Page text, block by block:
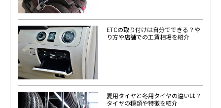
ETCの取り付けは自分でできる？や
り方や店舗での工賃相場を紹介
夏用タイヤと冬用タイヤの違いは？
タイヤの種類や特徴を紹介